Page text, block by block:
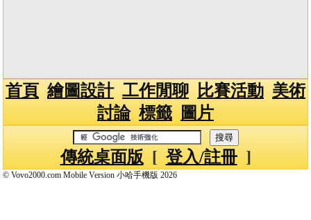
首頁 繪圖設計 工作閒聊 比賽活動 美術
討論 標籤 圖片
傳統桌面版[ 登入/註冊]
© Vovo2000.com Mobile Version 小哈手機版 2026